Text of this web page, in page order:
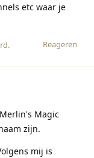
etc waar je
Reageren
.
Magic
zijn.
mij is